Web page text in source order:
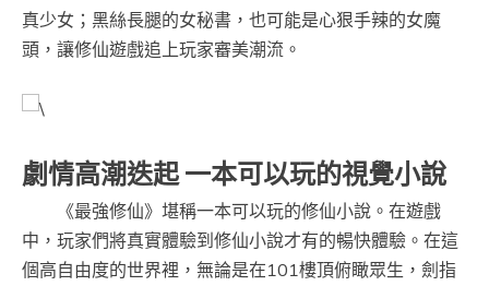
真少女；黑絲長腿的女秘書，也可能是心狠手辣的女魔
頭，讓修仙遊戲追上玩家審美潮流。
劇情高潮迭起 一本可以玩的視覺小說
《最強修仙》堪稱一本可以玩的修仙小說。在遊戲
中，玩家們將真實體驗到修仙小說才有的暢快體驗。在這
個高自由度的世界裡，無論是在101樓頂俯瞰眾生，劍指